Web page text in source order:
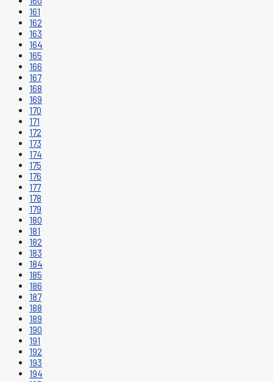
161
162
163
164
165
166
167
168
169
170
171
172
173
174
175
176
177
178
179
180
181
182
183
184
185
186
187
188
189
190
191
192
193
194